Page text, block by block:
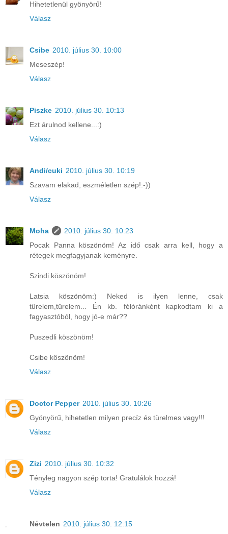
Hihetetlenül gyönyörű!
Válasz
Csibe 2010. július 30. 10:00
Meseszép!
Válasz
Piszke 2010. július 30. 10:13
Ezt árulnod kellene...:)
Válasz
Andi/cuki 2010. július 30. 10:19
Szavam elakad, eszméletlen szép!:-))
Válasz
Moha
2010. július 30. 10:23
Pocak Panna köszönöm! Az idő csak arra kell, hogy a
rétegek megfagyjanak keményre.
Szindi köszönöm!
Latsia köszönöm:) Neked is ilyen lenne, csak
türelem,türelem... Én kb. félóránként kapkodtam ki a
fagyasztóból, hogy jó-e már??
Puszedli köszönöm!
Csibe köszönöm!
Válasz
Doctor Pepper 2010. július 30. 10:26
Gyönyörű, hihetetlen milyen precíz és türelmes vagy!!!
Válasz
Zizi 2010. július 30. 10:32
Tényleg nagyon szép torta! Gratulálok hozzá!
Válasz
Névtelen 2010. július 30. 12:15